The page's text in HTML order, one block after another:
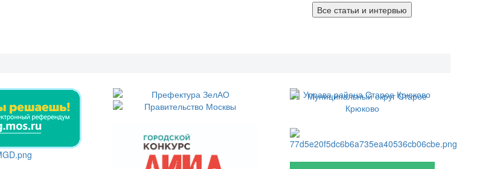
Все статьи и интервью